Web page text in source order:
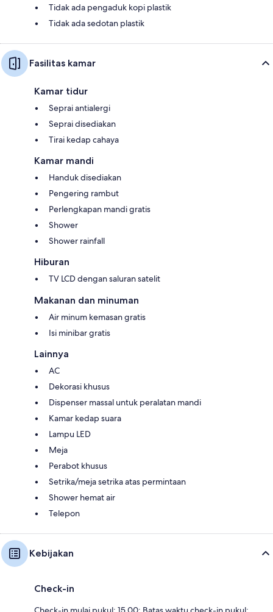
Tidak ada pengaduk kopi plastik
Tidak ada sedotan plastik
Fasilitas kamar
Kamar tidur
Seprai antialergi
Seprai disediakan
Tirai kedap cahaya
Kamar mandi
Handuk disediakan
Pengering rambut
Perlengkapan mandi gratis
Shower
Shower rainfall
Hiburan
TV LCD dengan saluran satelit
Makanan dan minuman
Air minum kemasan gratis
Isi minibar gratis
Lainnya
AC
Dekorasi khusus
Dispenser massal untuk peralatan mandi
Kamar kedap suara
Lampu LED
Meja
Perabot khusus
Setrika/meja setrika atas permintaan
Shower hemat air
Telepon
Kebijakan
Check-in